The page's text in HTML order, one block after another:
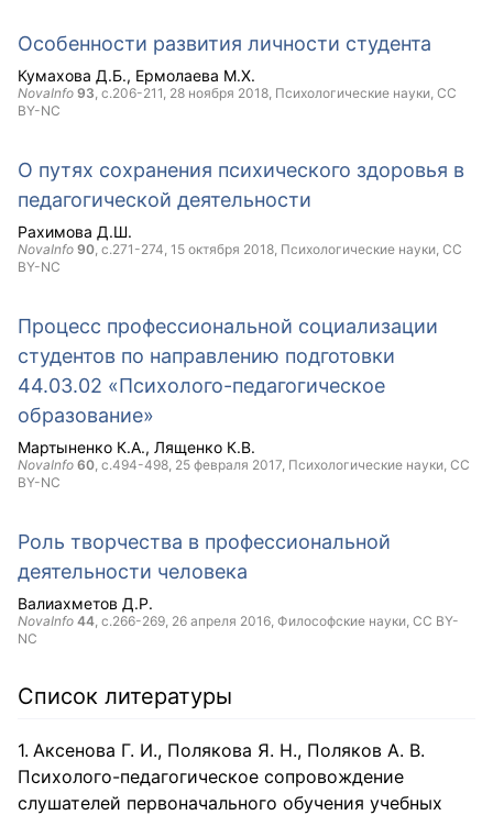
Особенности развития личности студента
Кумахова Д.Б. Ермолаева М.Х.
NovaInfo 93, с.206-211, 28 ноября 2018, Психологические науки, CC
BY-NC
О путях сохранения психического здоровья в
педагогической деятельности
Рахимова Д.Ш.
NovaInfo 90, с.271-274, 15 октября 2018, Психологические науки, CC
BY-NC
Процесс профессиональной социализации
студентов по направлению подготовки
44.03.02 «Психолого-педагогическое
образование»
Мартыненко К.А. Лященко К.В.
NovaInfo 60, с.494-498, 25 февраля 2017, Психологические науки, CC
BY-NC
Роль творчества в профессиональной
деятельности человека
Валиахметов Д.Р.
NovaInfo 44, с.266-269, 26 апреля 2016, Философские науки, CC BY-
NC
Список литературы
Аксенова Г. И., Полякова Я. Н., Поляков А. В.
Психолого-педагогическое сопровождение
слушателей первоначального обучения учебных